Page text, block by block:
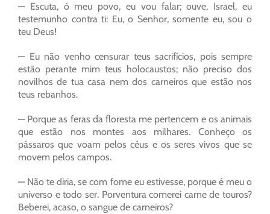
— Escuta, ó meu povo, eu vou falar; ouve, Israel, eu
testemunho contra ti: Eu, o Senhor, somente eu, sou o
teu Deus!
— Eu não venho censurar teus sacrifícios, pois sempre
estão perante mim teus holocaustos; não preciso dos
novilhos de tua casa nem dos carneiros que estão nos
teus rebanhos.
— Porque as feras da floresta me pertencem e os animais
que estão nos montes aos milhares. Conheço os
pássaros que voam pelos céus e os seres vivos que se
movem pelos campos.
— Não te diria, se com fome eu estivesse, porque é meu o
universo e todo ser. Porventura comerei carne de touros?
Beberei, acaso, o sangue de carneiros?